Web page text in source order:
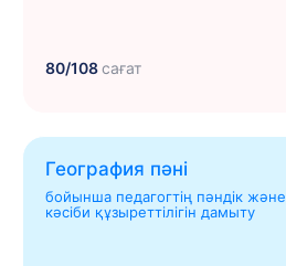
80/108сағат
География пәні
бойынша педагогтің пәндік және
кәсіби құзыреттілігін дамыту